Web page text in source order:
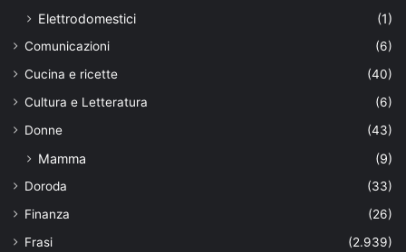
Elettrodomestici
(1)
Comunicazioni
(6)
Cucina e ricette
(40)
Cultura e Letteratura
(6)
Donne
(43)
Mamma (9)
Doroda
(33)
Finanza
(26)
Frasi
(2.939)